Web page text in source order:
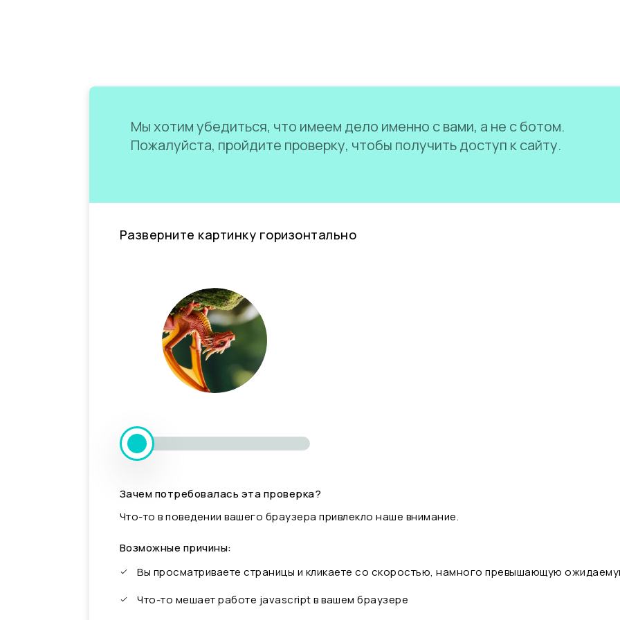
Мы хотим убедиться, что имеем дело именно с вами, а не с ботом.
Пожалуйста, пройдите проверку, чтобы получить доступ к сайту.
Разверните картинку горизонтально
Зачем потребовалась эта проверка?
Что-то в поведении вашего браузера привлекло наше внимание.
Возможные причины:
Вы просматриваете страницы и кликаете со скоростью, намного превышающую
Что-то мешает работе javascript в вашем браузере